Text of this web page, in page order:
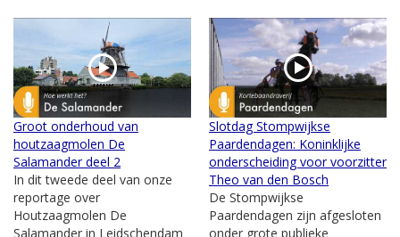
Groot onderhoud van
houtzaagmolen De
Salamander deel 2
In dit tweede deel van onze
reportage over
Houtzaagmolen De
Salamander in Leidschendam
Slotdag Stompwijkse
Paardendagen: Koninklijke
onderscheiding voor voorzitter
Theo van den Bosch
De Stompwijkse
Paardendagen zijn afgesloten
onder grote publieke